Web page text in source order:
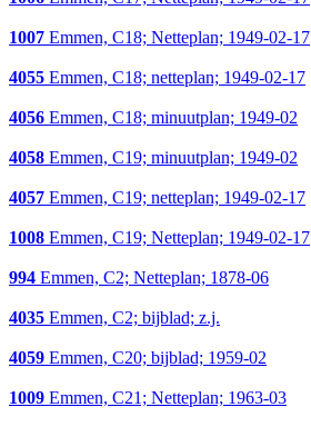
1007 Emmen, C18; Netteplan; 1949-02-17
4055 Emmen, C18; netteplan; 1949-02-17
4056 Emmen, C18; minuutplan; 1949-02
4058 Emmen, C19; minuutplan; 1949-02
4057 Emmen, C19; netteplan; 1949-02-17
1008 Emmen, C19; Netteplan; 1949-02-17
994 Emmen, C2; Netteplan; 1878-06
4035 Emmen, C2; bijblad; z.j.
4059 Emmen, C20; bijblad; 1959-02
1009 Emmen, C21; Netteplan; 1963-03